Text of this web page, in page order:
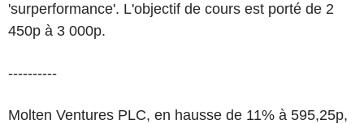
'surperformance'. L'objectif de cours est porté de 2
450p à 3 000p.
----------
Molten Ventures PLC, en hausse de 11% à 595,25p,